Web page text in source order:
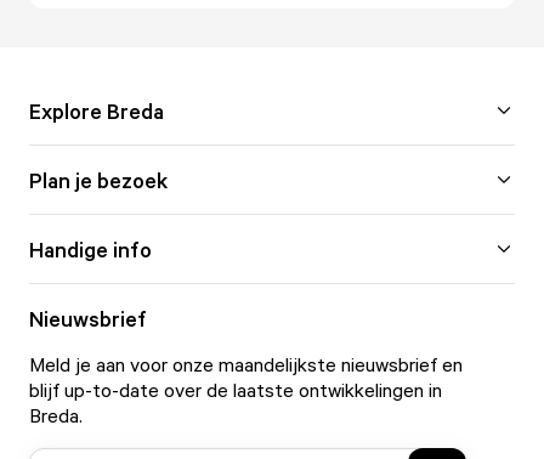
Explore Breda
Plan je bezoek
Handige info
Nieuwsbrief
Meld je aan voor onze maandelijkste nieuwsbrief en
blijf up-to-date over de laatste ontwikkelingen in
Breda.